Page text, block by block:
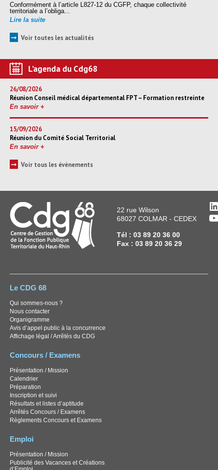
Conformément à l’article L827-12 du CGFP, chaque collectivité
territoriale a l’obliga...
Lire la suite
➞ Voir toutes les actualités
L'agenda du Cdg68
26/08/2026
Réunion Conseil médical départemental FPT – Formation restreinte
En savoir +
15/09/2026
Réunion du Comité Social Territorial
En savoir +
➞ Voir tous les évènements
22 rue Wilson
68027 COLMAR - CEDEX
Tél : 03 89 20 36 00
Fax : 03 89 20 36 29
Le CDG 68
Qui sommes-nous ?
Nous contacter
Organigramme
Avis d’appel public à la concurrence
Affichage légal / Arrêtés du CDG
Concours / Examens
Présentation / Mission
Calendrier
Préparation
Inscription et suivi
Résultats et listes d’aptitude
Arrêtés Concours / Examens
Règlements Concours et Examens
Emploi
Présentation / Mission
Publicité des Vacances et Créations